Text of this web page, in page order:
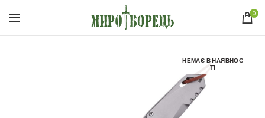
0
НЕМАЄ В НАЯВНОС
ТІ